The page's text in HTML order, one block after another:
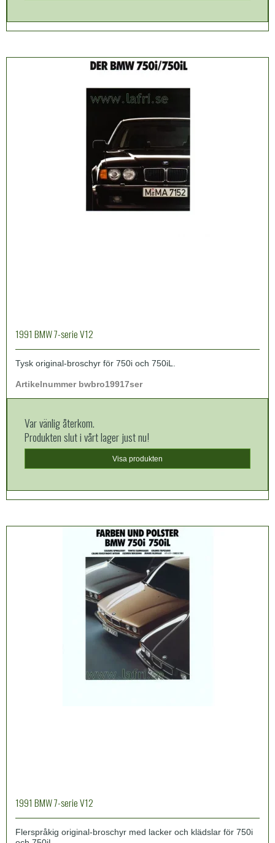
1991 BMW 7-serie V12
Tysk original-broschyr för 750i och 750iL.
Artikelnummer bwbro19917ser
Var vänlig återkom.
Produkten slut i vårt lager just nu!
Visa produkten
1991 BMW 7-serie V12
Flerspråkig original-broschyr med lacker och klädslar för 750i